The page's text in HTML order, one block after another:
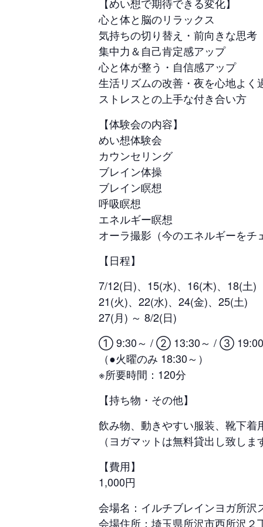
心と体と脳のリラックス
気持ちの切り替え・前向きな思考
集中力＆自己肯定感アップ
心と体が整う・自信感アップ
生活リズムの改善・夜を心地よく
ストレスとの上手な付き合い方
【体験会の内容】
めい想体験会
カウンセリング
ブレイン体操
ブレイン瞑想
呼吸瞑想
エネルギー瞑想
オーラ撮影（今のエネルギーをチ
【日程】
7/12(日)、15(水)、16(木)、18(土)
21(火)、22(水)、24(金)、25(土)
27(月) ～ 8/2(日)
① 9:30～ / ② 13:30～ / ③ 19:00
（●火曜のみ 18:30～）
※所要時間：120分
【持ち物・その他】
飲み物、動きやすい服装、靴下着
（ヨガマットは無料貸出し致しま
【費用】
1,000円
会場名：イルチブレインヨガ所沢
会場住所：埼玉県所沢市西所沢２